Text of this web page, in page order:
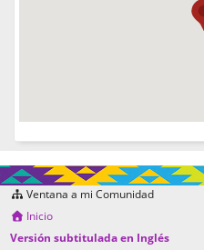
Ventana a mi Comunidad
Inicio
Versión subtitulada en Inglés